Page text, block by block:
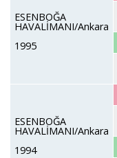
ESENBOĞA
HAVALİMANI/Ankara
1995
ESENBOĞA
HAVALİMANI/Ankara
1994